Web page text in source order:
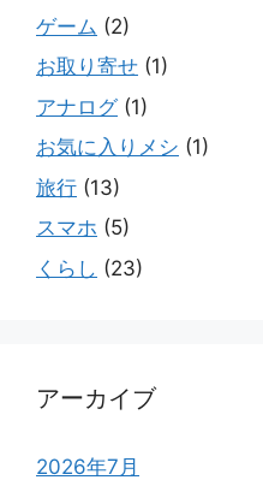
ゲーム (2)
お取り寄せ (1)
アナログ(1)
お気に入りメシ (1)
旅行 (13)
スマホ (5)
くらし (23)
アーカイブ
2026年7月